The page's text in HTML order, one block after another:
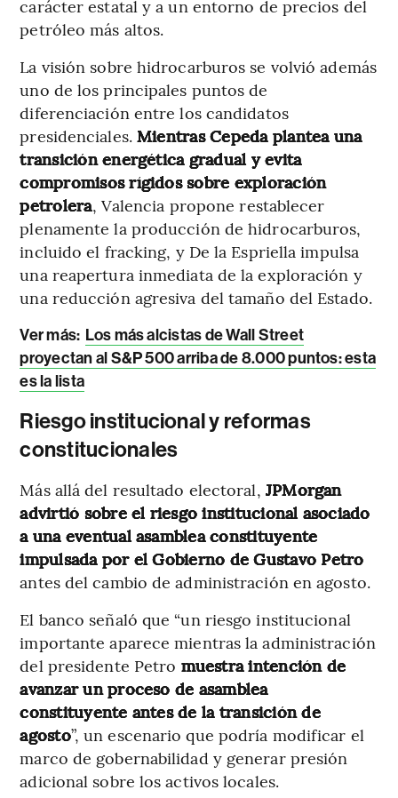
carácter estatal y a un entorno de precios del
petróleo más altos.
La visión sobre hidrocarburos se volvió además
uno de los principales puntos de
diferenciación entre los candidatos
presidenciales. Mientras Cepeda plantea una
transición energética gradual y evita
compromisos rígidos sobre exploración
petrolera, Valencia propone restablecer
plenamente la producción de hidrocarburos,
incluido el fracking, y De la Espriella impulsa
una reapertura inmediata de la exploración y
una reducción agresiva del tamaño del Estado.
Ver más: Los más alcistas de Wall Street
proyectan al S&P 500 arriba de 8.000 puntos: esta
es la lista
Riesgo institucional y reformas
constitucionales
Más allá del resultado electoral, JPMorgan
advirtió sobre el riesgo institucional asociado
a una eventual asamblea constituyente
impulsada por el Gobierno de Gustavo Petro
antes del cambio de administración en agosto.
El banco señaló que “un riesgo institucional
importante aparece mientras la administración
del presidente Petro muestra intención de
avanzar un proceso de asamblea
constituyente antes de la transición de
agosto”, un escenario que podría modificar el
marco de gobernabilidad y generar presión
adicional sobre los activos locales.